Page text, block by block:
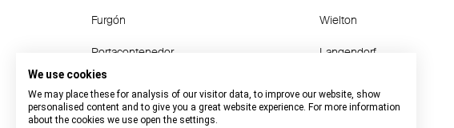
Furgón
Portacontenedor
Wielton
Langendorf
We use cookies
We may place these for analysis of our visitor data, to improve our website, show
personalised content and to give you a great website experience. For more information
about the cookies we use open the settings.